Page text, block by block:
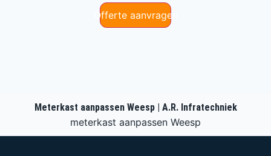
Offerte aanvragen
Meterkast aanpassen Weesp | A.R. Infratechniek
meterkast aanpassen Weesp